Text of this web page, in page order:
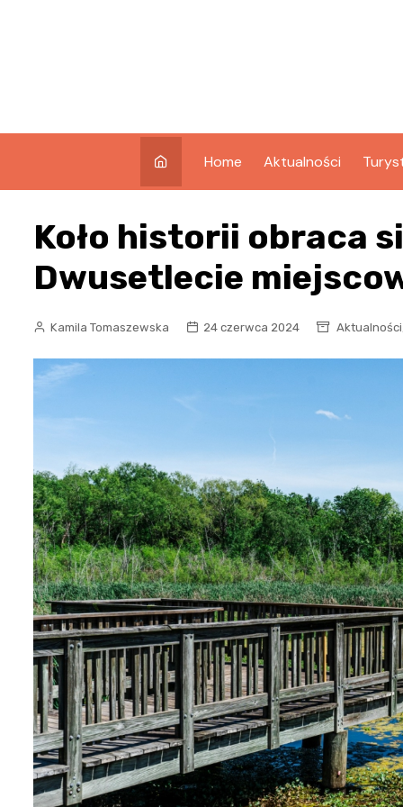
Home Aktualności
Koło historii obraca
Dwusetlecie
Kamila Tomaszewska 24 czerwca 2024 Aktualności